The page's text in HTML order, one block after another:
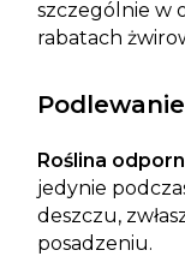
szczególnie w
rabatach
Roślina
jedynie
deszczu,
posadzeniu.